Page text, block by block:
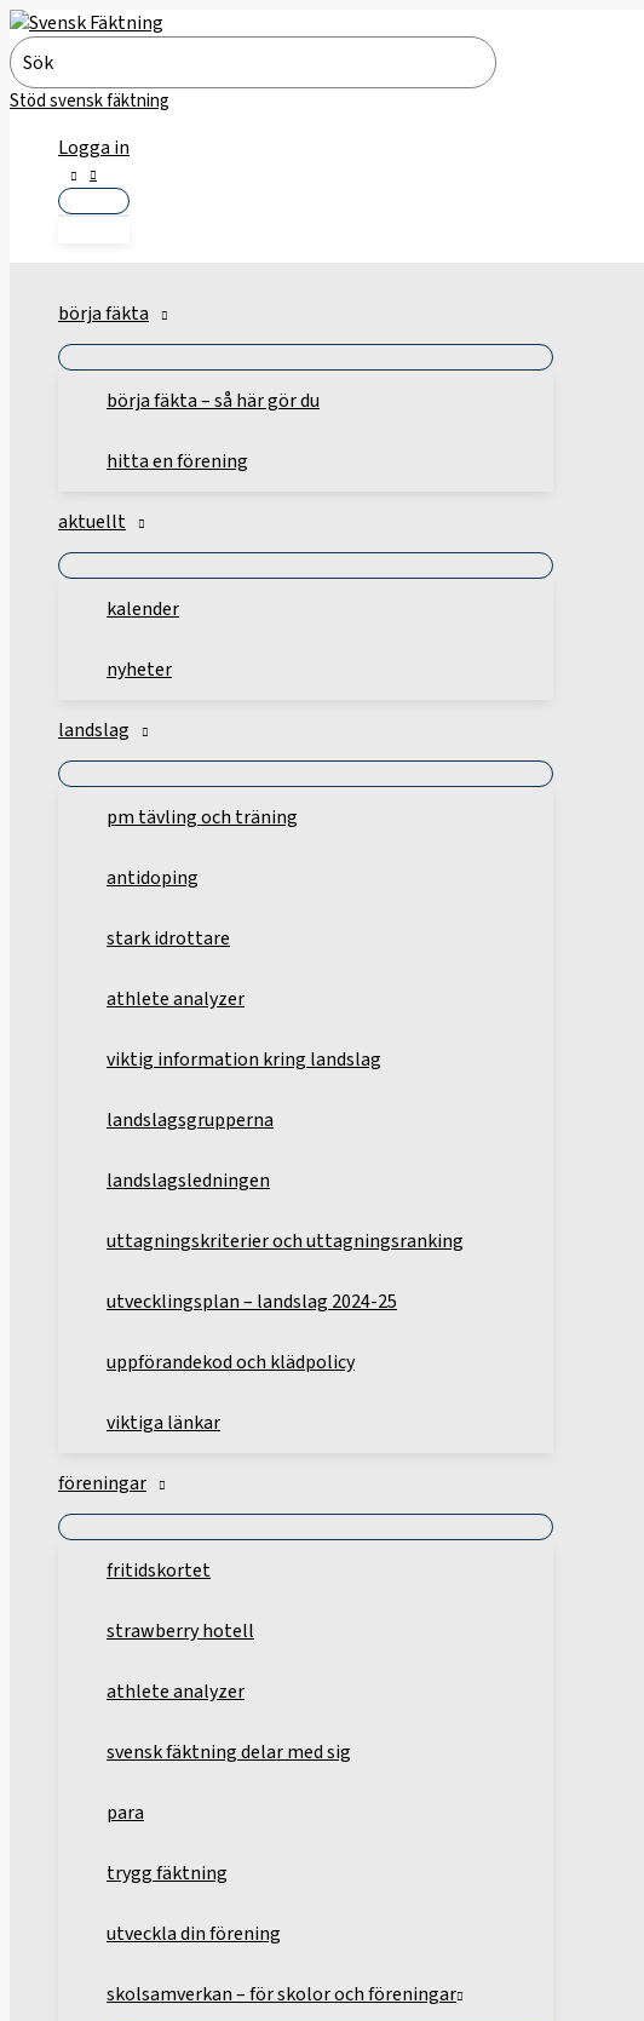
Hoppa
till
innehåll
Search
for:
Stöd svensk fäktning
Logga in
börja fäkta
börja fäkta – så här gör du
hitta en förening
aktuellt
kalender
nyheter
landslag
pm tävling och träning
antidoping
stark idrottare
athlete analyzer
viktig information kring landslag
landslagsgrupperna
landslagsledningen
uttagningskriterier och uttagningsranking
utvecklingsplan – landslag 2024-25
uppförandekod och klädpolicy
viktiga länkar
föreningar
fritidskortet
strawberry hotell
athlete analyzer
svensk fäktning delar med sig
para
trygg fäktning
utveckla din förening
skolsamverkan – för skolor och föreningar